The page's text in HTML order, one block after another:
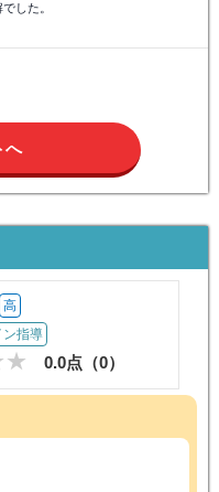
した。
へ
高
ン指導
0.0点（0）